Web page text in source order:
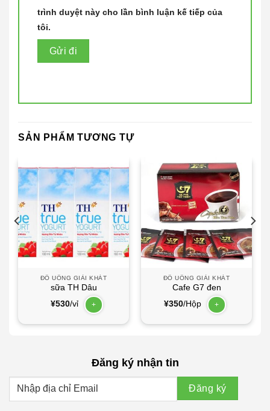
trình duyệt này cho lần bình luận kế tiếp của
tôi.
SẢN PHẨM TƯƠNG TỰ
ĐỒ UỐNG GIẢI KHÁT
sữa TH Dâu
¥530/vỉ +
ĐỒ UỐNG GIẢI KHÁT
Cafe G7 đen
¥350/Hộp +
Đăng ký nhận tin